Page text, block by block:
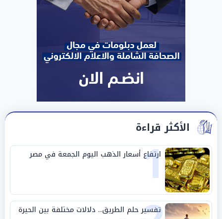
الأكثر قراءة
1
ارتفاع أسعار الذهب اليوم الجمعة في مصر
تفسير حلم الطريق.. دلالات مختلفة بين الحيرة